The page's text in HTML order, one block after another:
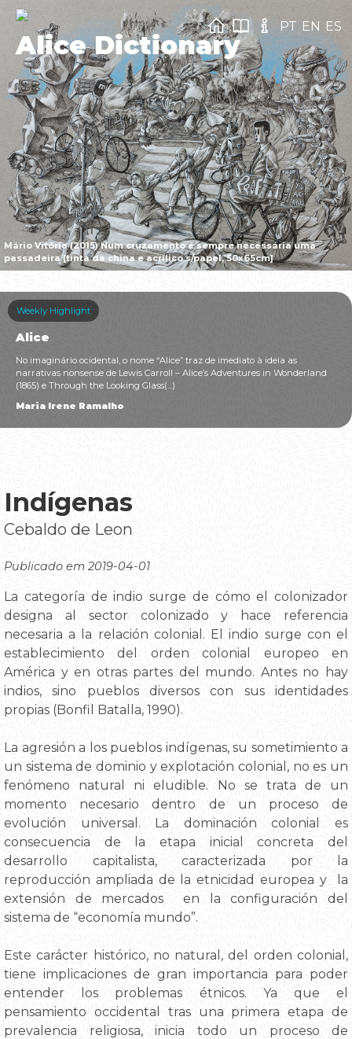
Mário Vitória (2015) Num cruzamento é sempre necessária uma
passadeira [tinta da china e acrílico s/papel, 50x65cm]
Alice Dictionary
PT EN ES
Weekly Highlight
Alice
No imaginário ocidental, o nome “Alice” traz de imediato à ideia as
narrativas nonsense de Lewis Carroll – Alice’s Adventures in Wonderland
(1865) e Through the Looking Glass(...)
Maria Irene Ramalho
Indígenas
Cebaldo de Leon
Publicado em 2019-04-01
La categoría de indio surge de cómo el colonizador
designa al sector colonizado y hace referencia
necesaria a la relación colonial. El indio surge con el
establecimiento del orden colonial europeo en
América y en otras partes del mundo. Antes no hay
indios, sino pueblos diversos con sus identidades
propias (Bonfil Batalla, 1990).
La agresión a los pueblos indígenas, su sometimiento a
un sistema de dominio y explotación colonial, no es un
fenómeno natural ni eludible. No se trata de un
momento necesario dentro de un proceso de
evolución universal. La dominación colonial es
consecuencia de la etapa inicial concreta del
desarrollo capitalista, caracterizada por la
reproducción ampliada de la etnicidad europea y la
extensión de mercados en la configuración del
sistema de “economía mundo”.
Este carácter histórico, no natural, del orden colonial,
tiene implicaciones de gran importancia para poder
entender los problemas étnicos. Ya que el
pensamiento occidental tras una primera etapa de
prevalencia religiosa, inicia todo un proceso de